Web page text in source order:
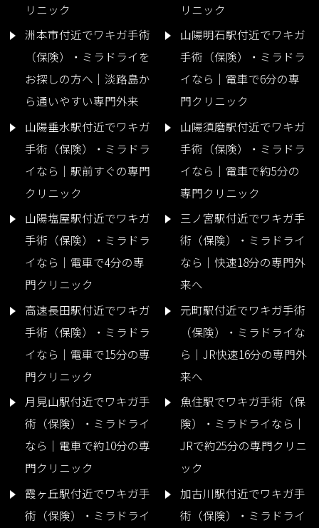
リニック
リニック
洲本市付近でワキガ手術
（保険）・ミラドライを
お探しの方へ｜淡路島か
ら通いやすい専門外来
山陽明石駅付近でワキガ
手術（保険）・ミラドラ
イなら｜電車で6分の専
門クリニック
山陽垂水駅付近でワキガ
手術（保険）・ミラドラ
イなら｜駅前すぐの専門
クリニック
山陽須磨駅付近でワキガ
手術（保険）・ミラドラ
イなら｜電車で約5分の
専門クリニック
山陽塩屋駅付近でワキガ
手術（保険）・ミラドラ
イなら｜電車で4分の専
門クリニック
三ノ宮駅付近でワキガ手
術（保険）・ミラドライ
なら｜快速18分の専門外
来へ
高速長田駅付近でワキガ
手術（保険）・ミラドラ
イなら｜電車で15分の専
門クリニック
元町駅付近でワキガ手術
（保険）・ミラドライな
ら｜JR快速16分の専門外
来へ
月見山駅付近でワキガ手
術（保険）・ミラドライ
なら｜電車で約10分の専
門クリニック
魚住駅でワキガ手術（保
険）・ミラドライなら｜
JRで約25分の専門クリニ
ック
霞ヶ丘駅付近でワキガ手
術（保険）・ミラドライ
加古川駅付近でワキガ手
術（保険）・ミラドライ